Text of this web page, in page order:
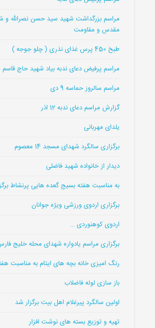
مراسم بزرگداشت شهید سید حسن نصرالله و
مقدس و مقاومت
طبخ 450 پرس غذای نذری ( چلو جوجه )
مراسم پرفیض دعای ندبه بیاد شهید حاج قاسم
مراسم سالروز حماسه 9 دی
گزارش مراسم دعای ندبه 12 اذر
یلدای مهربانی
برگزاری سالگرد شهدای مسجد 14 معصوم
دیدار از خانواده شهید فاضلی
به مناسبت هفته بسیج گعده هایی پرنشاط
برگزاری اردوی ورزشی ویژه جوانان
اردوی کوهنوردی …
برگزاری مراسم یادواره شهدای محله خلیج
رنگ امیزی خانه بچه های ایتام به مناسبت
باز سازی لوله فاضلاب
اولین سالگرد پیرغلام اهل بیت برگزار شد
تهیه و توزیع بسته های نوشت افزار